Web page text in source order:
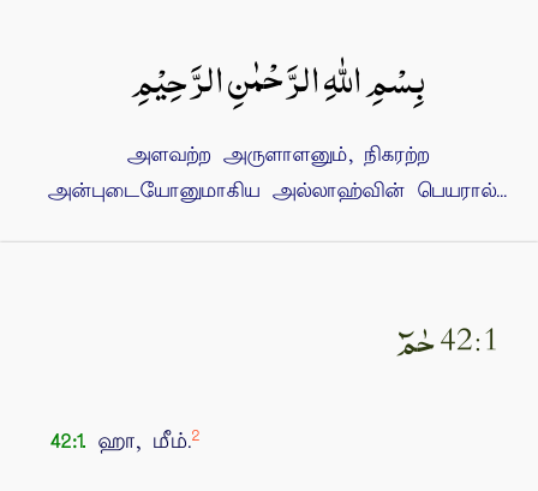
بِسْمِ اللهِ الرَّحْمٰنِ الرَّحِيْمِ
அளவற்ற அருளாளனும், நிகரற்ற
அன்புடையோனுமாகிய அல்லாஹ்வின் பெயரால்...
42:1 حٰمٓ‏
42:1. ஹா, மீம்.2